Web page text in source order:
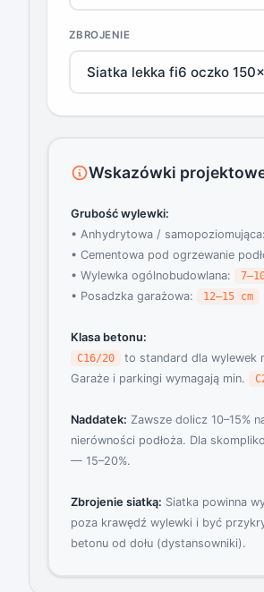
ZBROJENIE
Wskazówki
Grubość wylewki:
• Anhydrytowa / samopoziomująca:
• Cementowa pod ogrzewanie
• Wylewka ogólnobudowlana:
• Posadzka garażowa: 12–15 cm
Klasa betonu:
C16/20
to standard dla wylewek
Garaże i parkingi wymagają min.
Naddatek: Zawsze dolicz 10–15%
nierówności podłoża. Dla
— 15–20%.
Zbrojenie siatką: Siatka powinna
poza krawędź wylewki i być
betonu od dołu (dystansowniki).